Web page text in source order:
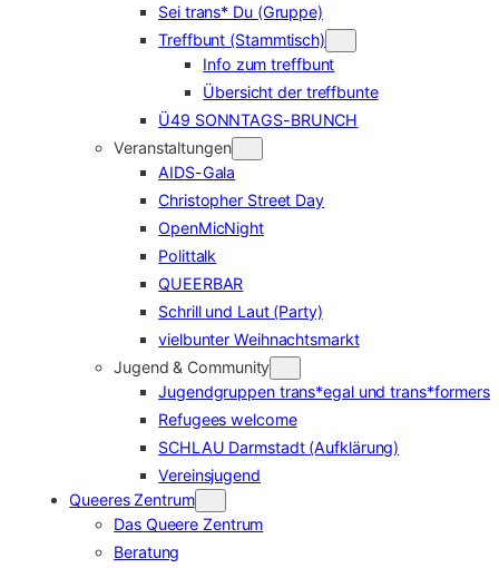
Sei trans* Du (Gruppe)
Treffbunt (Stammtisch)
Info zum treffbunt
Übersicht der treffbunte
Ü49 SONNTAGS-BRUNCH
Veranstaltungen
AIDS-Gala
Christopher Street Day
OpenMicNight
Polittalk
QUEERBAR
Schrill und Laut (Party)
vielbunter Weihnachtsmarkt
Jugend & Community
Jugendgruppen trans*egal und trans*formers
Refugees welcome
SCHLAU Darmstadt (Aufklärung)
Vereinsjugend
Queeres Zentrum
Das Queere Zentrum
Beratung